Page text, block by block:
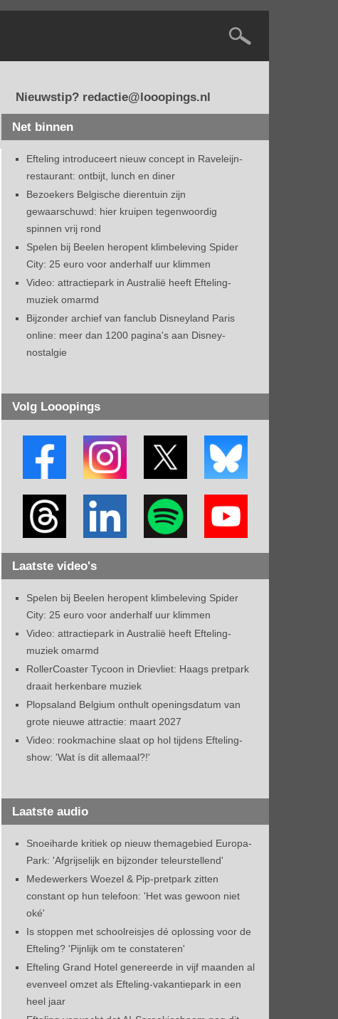
Nieuwstip? redactie@looopings.nl
Net binnen
Efteling introduceert nieuw concept in Raveleijn-
restaurant: ontbijt, lunch en diner
Bezoekers Belgische dierentuin zijn
gewaarschuwd: hier kruipen tegenwoordig
spinnen vrij rond
Spelen bij Beelen heropent klimbeleving Spider
City: 25 euro voor anderhalf uur klimmen
Video: attractiepark in Australië heeft Efteling-
muziek omarmd
Bijzonder archief van fanclub Disneyland Paris
online: meer dan 1200 pagina's aan Disney-
nostalgie
Volg Looopings
Laatste video's
Spelen bij Beelen heropent klimbeleving Spider
City: 25 euro voor anderhalf uur klimmen
Video: attractiepark in Australië heeft Efteling-
muziek omarmd
RollerCoaster Tycoon in Drievliet: Haags pretpark
draait herkenbare muziek
Plopsaland Belgium onthult openingsdatum van
grote nieuwe attractie: maart 2027
Video: rookmachine slaat op hol tijdens Efteling-
show: 'Wat ís dit allemaal?!'
Laatste audio
Snoeiharde kritiek op nieuw themagebied Europa-
Park: 'Afgrijselijk en bijzonder teleurstellend'
Medewerkers Woezel & Pip-pretpark zitten
constant op hun telefoon: 'Het was gewoon niet
oké'
Is stoppen met schoolreisjes dé oplossing voor de
Efteling? 'Pijnlijk om te constateren'
Efteling Grand Hotel genereerde in vijf maanden al
evenveel omzet als Efteling-vakantiepark in een
heel jaar